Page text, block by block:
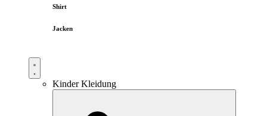
Shirt
Jacken
Kinder Kleidung